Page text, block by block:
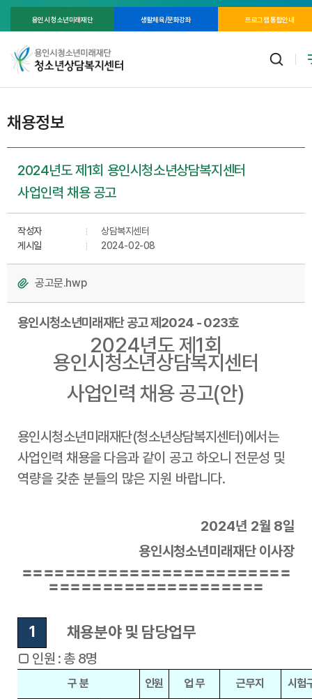
용인시 청소년미래재단 생활체육/문화강좌 프로그램 통합안내
채용정보
2024년도 제1회 용인시청소년상담복지센터
사업인력 채용 공고
작성자
상담복지센터
게시일
2024-02-08
공고문.hwp
용인시청소년미래재단 공고 제 2024 - 023호
2024년도 제 1회
용인시청소년상담복지센터
사업인력 채용 공고(안)
용인시청소년미래재단(청소년상담복지센터)에서는
사업인력 채용을 다음과 같이 공고 하오니 전문성 및
역량을 갖춘 분들의 많은 지원 바랍니다.
2024년 2월 8일
용인시청소년미래재단 이사장
〓〓〓〓〓〓〓〓〓〓〓〓〓〓〓〓〓〓〓〓〓〓〓〓〓
〓〓〓〓〓〓〓〓〓〓〓〓〓〓〓〓〓〓〓〓
1 채용분야 및 담당업무
□ 인원 : 총 8명
구 분 인원 업 무 근무지 시험